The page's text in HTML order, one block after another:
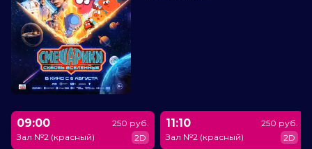
09:00
Зал №2 (красный)
250 руб.
2D
11:10
Зал №2 (красный)
250 руб.
2D